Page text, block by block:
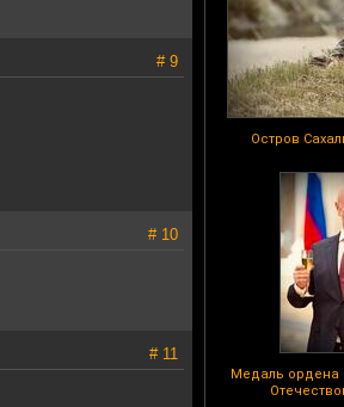
Остров
Медаль ордена
# 9
# 10
# 11